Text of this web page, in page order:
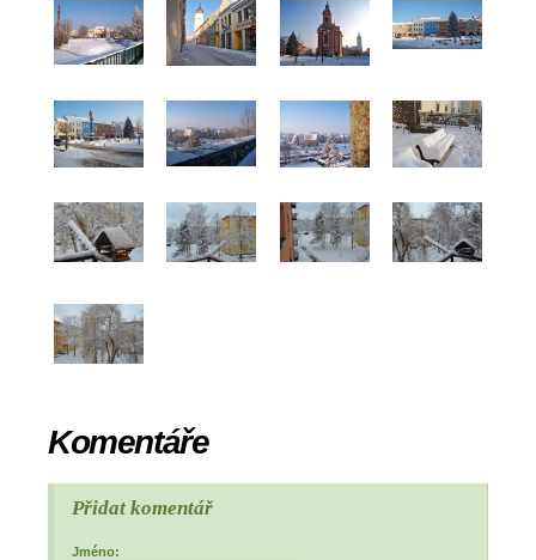
Komentáře
Přidat komentář
Jméno: